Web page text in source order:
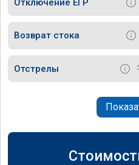
Отключение ЕГР
Возврат стока
Отстрелы